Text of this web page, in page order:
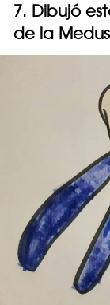
7. Dibujó
de la